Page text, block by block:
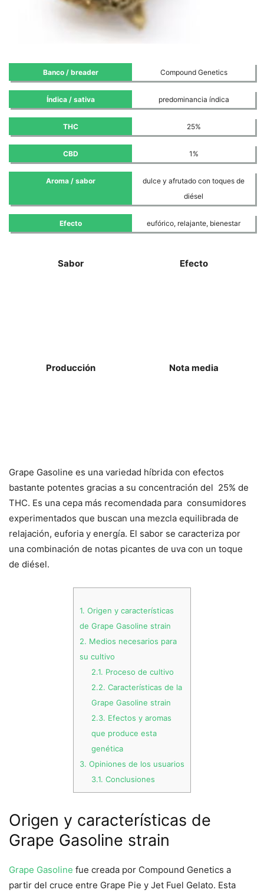
Banco / breader Compound Genetics
Índica / sativa predominancia índica
THC 25%
CBD 1%
Aroma / sabor
dulce y afrutado con toques de
diésel
Efecto eufórico, relajante, bienestar
Sabor Efecto
Producción Nota media
Grape Gasoline es una variedad híbrida con efectos
bastante potentes gracias a su concentración del 25% de
THC. Es una cepa más recomendada para consumidores
experimentados que buscan una mezcla equilibrada de
relajación, euforia y energía. El sabor se caracteriza por
una combinación de notas picantes de uva con un toque
de diésel.
1. Origen y características
de Grape Gasoline strain
2. Medios necesarios para
su cultivo
2.1. Proceso de cultivo
2.2. Características de la
Grape Gasoline strain
2.3. Efectos y aromas
que produce esta
genética
3. Opiniones de los usuarios
3.1. Conclusiones
Origen y características de
Grape Gasoline strain
Grape Gasoline fue creada por Compound Genetics a
partir del cruce entre Grape Pie y Jet Fuel Gelato. Esta